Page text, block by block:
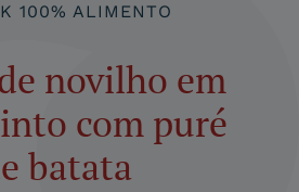
100% ALIMENTO
novilho em
com puré
batata